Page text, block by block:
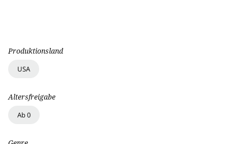
Produktionsland
USA
Altersfreigabe
Ab 0